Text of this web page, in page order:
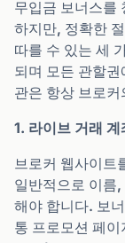
무입금 보너스를
하지만, 정확한
따를 수 있는 세
되며 모든 관할
관은 항상 브로
1. 라이브 거래 계
브로커 웹사이트
일반적으로 이름
해야 합니다. 보
통 프로모션 페